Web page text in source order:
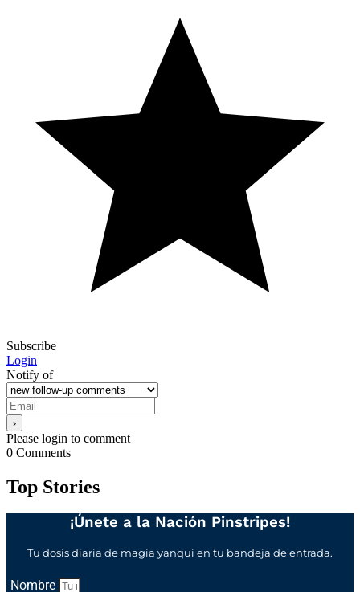
Subscribe
Login
Notify of
Please login to comment
0 Comments
Top Stories
¡Únete a la Nación Pinstripes!
Tu dosis diaria de magia yanqui en tu bandeja de entrada.
Nombre